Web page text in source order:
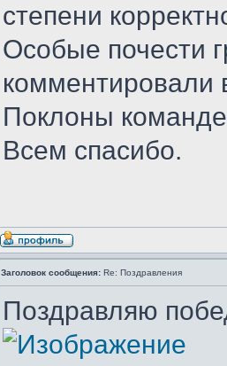
степени
Особые почести
комментировали
Поклоны
Всем спасибо.
Заголовок сообщения: Re: Поздравления
Поздравляю